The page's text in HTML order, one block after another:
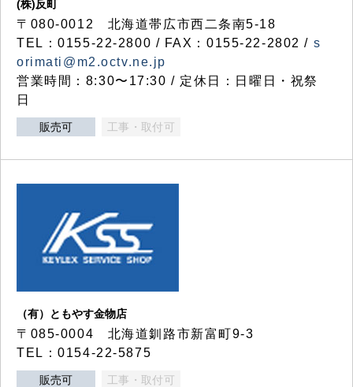
(株)反町
〒080-0012 北海道帯広市西二条南5-18
TEL：0155-22-2800 / FAX：0155-22-2802 / s
orimati@m2.octv.ne.jp
営業時間：8:30〜17:30 / 定休日：日曜日・祝祭
日
販売可 工事・取付可
（有）ともやす金物店
〒085-0004 北海道釧路市新富町9-3
TEL：0154-22-5875
販売可 工事・取付可